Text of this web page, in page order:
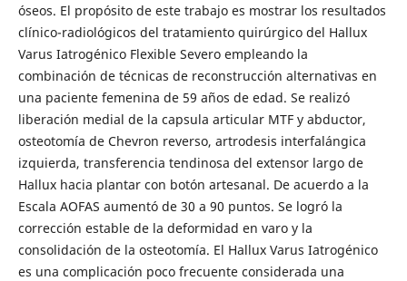
óseos. El propósito de este trabajo es mostrar los resultados
clínico-radiológicos del tratamiento quirúrgico del Hallux
Varus Iatrogénico Flexible Severo empleando la
combinación de técnicas de reconstrucción alternativas en
una paciente femenina de 59 años de edad. Se realizó
liberación medial de la capsula articular MTF y abductor,
osteotomía de Chevron reverso, artrodesis interfalángica
izquierda, transferencia tendinosa del extensor largo de
Hallux hacia plantar con botón artesanal. De acuerdo a la
Escala AOFAS aumentó de 30 a 90 puntos. Se logró la
corrección estable de la deformidad en varo y la
consolidación de la osteotomía. El Hallux Varus Iatrogénico
es una complicación poco frecuente considerada una